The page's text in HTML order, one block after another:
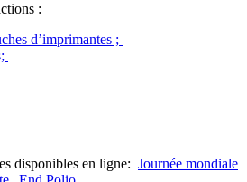
:
d’imprimantes ;
disponibles en ligne: Journée mondiale